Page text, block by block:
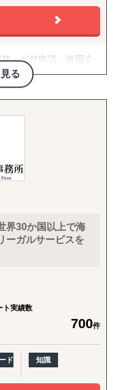
な土台をつくる
・住居）
・採用・集客）
羅します。
が多そうで困ってい
ういったお悩みの企
じめ、北米や欧州と
あり、調査・分析に
の成功に向けて、伴
らない」
い」
ていない」
かい粒度で分析した
きない」
ョニング戦略が定ま
な規制を把握するの
る
・ビザ申請・外国企
各種許認可申請な
対応します。
日本で暮らし、働け
持つ方々に寄り添い
しています。
す。
界30か国以上で海
ーガルサービスを
ト実績数
700件
ド 知識